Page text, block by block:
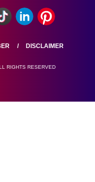
DISCLAIMER
RIGHTS RESERVED